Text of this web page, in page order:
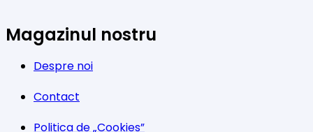
Magazinul nostru
Despre noi
Contact
Politica de „Cookies”